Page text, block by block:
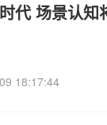
代 场景认知
18:17:44